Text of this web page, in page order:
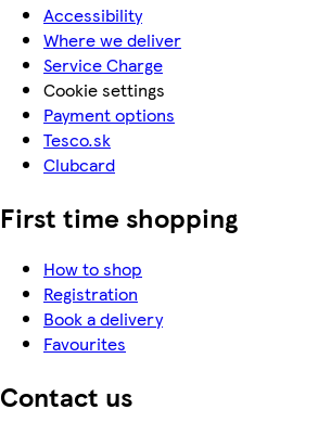
Accessibility
Where we deliver
Service Charge
Cookie settings
Payment options
Tesco.sk
Clubcard
First time shopping
How to shop
Registration
Book a delivery
Favourites
Contact us